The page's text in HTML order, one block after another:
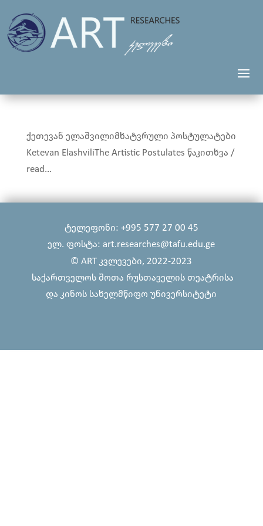
ქეთევან ელაშვილიმხატვრული პოსტულატები
Ketevan ElashviliThe Artistic Postulates წაკითხვა /
read...
ტელეფონი: +995 577 27 00 45
ელ. ფოსტა: art.researches@tafu.edu.ge
© ART კვლევები, 2022-2023
საქართველოს შოთა რუსთაველის თეატრისა
და კინოს სახელმწიფო უნივერსიტეტი